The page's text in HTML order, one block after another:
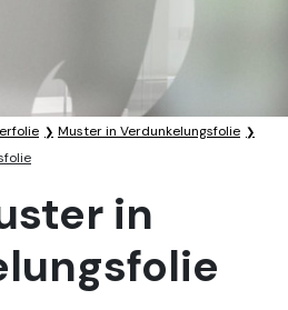
Muster in Verdunkelungsfolie
in